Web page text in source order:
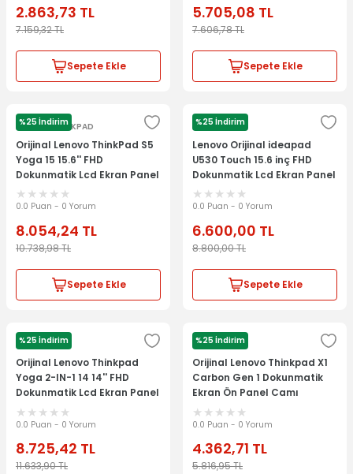
2.863,73 TL
7.159,32TL
Sepete Ekle
5.705,08 TL
7.606,78TL
Sepete Ekle
%25 İndirim
LENOVO THİNKPAD
Orijinal Lenovo ThinkPad S5
Yoga 15 15.6'' FHD
Dokunmatik Lcd Ekran Panel
Kit 00NY646
0.0 Puan - 0 Yorum
8.054,24 TL
10.738,98TL
Sepete Ekle
%25 İndirim
LENOVO
Lenovo Orijinal ideapad
U530 Touch 15.6 inç FHD
Dokunmatik Lcd Ekran Panel
90400217
0.0 Puan - 0 Yorum
6.600,00 TL
8.800,00TL
Sepete Ekle
%25 İndirim
LENOVO
Orijinal Lenovo Thinkpad
Yoga 2-IN-1 14 14'' FHD
Dokunmatik Lcd Ekran Panel
Kit ST50F46767 04X5934
0.0 Puan - 0 Yorum
8.725,42 TL
11.633,90TL
%25 İndirim
LENOVO
Orijinal Lenovo Thinkpad X1
Carbon Gen 1 Dokunmatik
Ekran Ön Panel Camı
TCP14E56-5418
0.0 Puan - 0 Yorum
4.362,71 TL
5.816,95TL